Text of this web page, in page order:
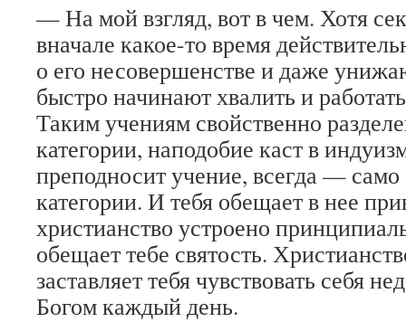
— На мой взгляд, вот в чем. Хотя
вначале какое-то время
о его несовершенстве и даже
быстро начинают хвалить и
Таким учениям свойственно
категории, наподобие каст в
преподносит учение, всегда —
категории. И тебя обещает в нее
христианство устроено
обещает тебе святость.
заставляет тебя чувствовать себя
Богом каждый день.